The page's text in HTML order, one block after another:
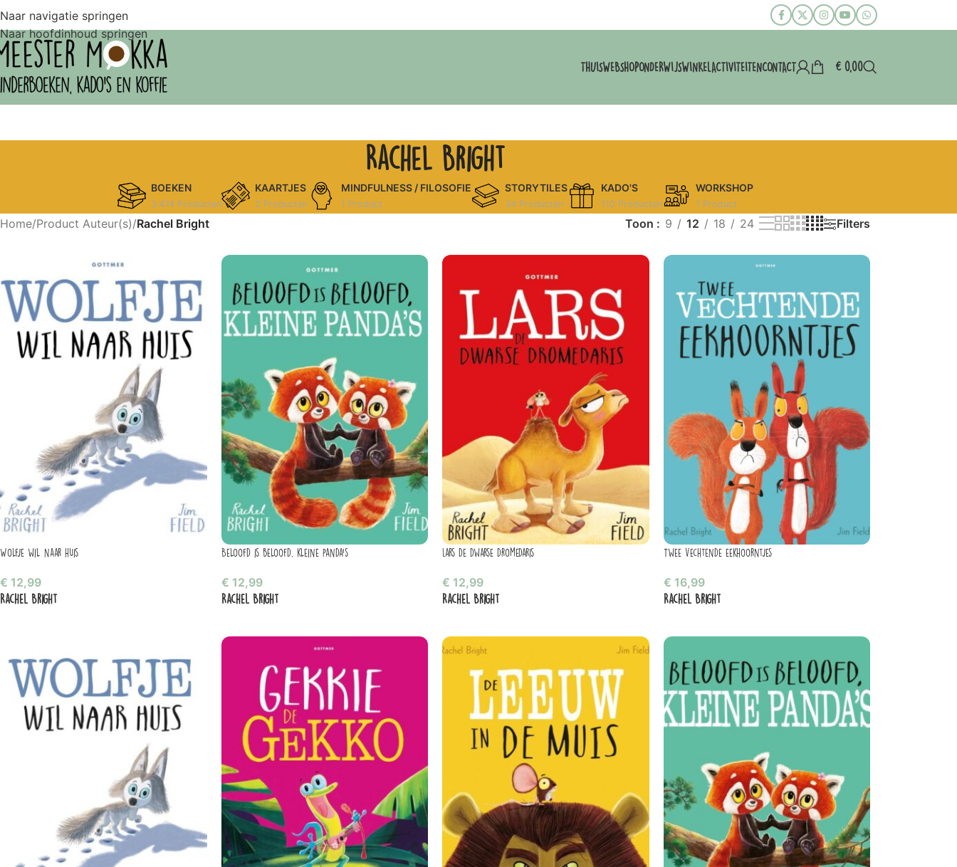
Naar navigatie springen
Naar hoofdinhoud springen
THUISWEBSHOPONDERWIJSWINKELACTIVITEITENCONTACT €0,00
Rachel Bright
BOEKEN
3.474 Producten
KAARTJES
2 Producten
MINDFULNESS / FILOSOFIE
1 Product
STORYTILES
34 Producten
KADO'S
110 Producten
WORKSHOP
1 Product
Home/Product Auteur(s)/Rachel Bright Toon 9 12 18 24 Filters
Wolfje wil naar huis
€ 12,99
Rachel Bright
Beloofd is beloofd, kleine panda’s
€ 12,99
Rachel Bright
Lars de dwarse dromedaris
€ 12,99
Rachel Bright
Twee vechtende eekhoorntjes
€ 16,99
Rachel Bright